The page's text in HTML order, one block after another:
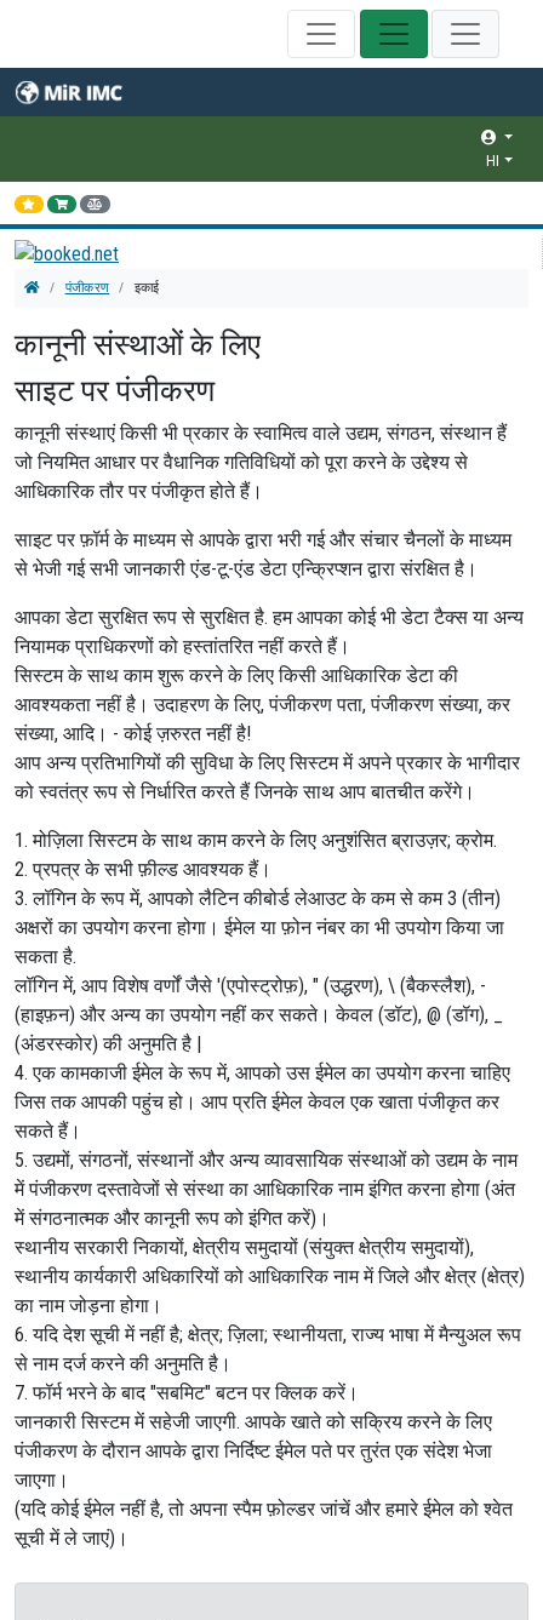
HI
पंजीकरण इकाई
कानूनी संस्थाओं के लिए
साइट पर पंजीकरण
कानूनी संस्थाएं किसी भी प्रकार के स्वामित्व वाले उद्यम, संगठन, संस्थान हैं
जो नियमित आधार पर वैधानिक गतिविधियों को पूरा करने के उद्देश्य से
आधिकारिक तौर पर पंजीकृत होते हैं।
साइट पर फ़ॉर्म के माध्यम से आपके द्वारा भरी गई और संचार चैनलों के माध्यम
से भेजी गई सभी जानकारी एंड-टू-एंड डेटा एन्क्रिप्शन द्वारा संरक्षित है।
आपका डेटा सुरक्षित रूप से सुरक्षित है. हम आपका कोई भी डेटा टैक्स या अन्य
नियामक प्राधिकरणों को हस्तांतरित नहीं करते हैं।
सिस्टम के साथ काम शुरू करने के लिए किसी आधिकारिक डेटा की
आवश्यकता नहीं है। उदाहरण के लिए, पंजीकरण पता, पंजीकरण संख्या, कर
संख्या, आदि। - कोई ज़रुरत नहीं है!
आप अन्य प्रतिभागियों की सुविधा के लिए सिस्टम में अपने प्रकार के भागीदार
को स्वतंत्र रूप से निर्धारित करते हैं जिनके साथ आप बातचीत करेंगे।
1. मोज़िला सिस्टम के साथ काम करने के लिए अनुशंसित ब्राउज़र; क्रोम.
2. प्रपत्र के सभी फ़ील्ड आवश्यक हैं।
3. लॉगिन के रूप में, आपको लैटिन कीबोर्ड लेआउट के कम से कम 3 (तीन)
अक्षरों का उपयोग करना होगा। ईमेल या फ़ोन नंबर का भी उपयोग किया जा
सकता है.
लॉगिन में, आप विशेष वर्णों जैसे '(एपोस्ट्रोफ़), " (उद्धरण), \ (बैकस्लैश), -
(हाइफ़न) और अन्य का उपयोग नहीं कर सकते। केवल (डॉट), @ (डॉग), _
(अंडरस्कोर) की अनुमति है |
4. एक कामकाजी ईमेल के रूप में, आपको उस ईमेल का उपयोग करना चाहिए
जिस तक आपकी पहुंच हो। आप प्रति ईमेल केवल एक खाता पंजीकृत कर
सकते हैं।
5. उद्यमों, संगठनों, संस्थानों और अन्य व्यावसायिक संस्थाओं को उद्यम के नाम
में पंजीकरण दस्तावेजों से संस्था का आधिकारिक नाम इंगित करना होगा (अंत
में संगठनात्मक और कानूनी रूप को इंगित करें)।
स्थानीय सरकारी निकायों, क्षेत्रीय समुदायों (संयुक्त क्षेत्रीय समुदायों),
स्थानीय कार्यकारी अधिकारियों को आधिकारिक नाम में जिले और क्षेत्र (क्षेत्र)
का नाम जोड़ना होगा।
6. यदि देश सूची में नहीं है; क्षेत्र; ज़िला; स्थानीयता, राज्य भाषा में मैन्युअल रूप
से नाम दर्ज करने की अनुमति है।
7. फॉर्म भरने के बाद "सबमिट" बटन पर क्लिक करें।
जानकारी सिस्टम में सहेजी जाएगी. आपके खाते को सक्रिय करने के लिए
पंजीकरण के दौरान आपके द्वारा निर्दिष्ट ईमेल पते पर तुरंत एक संदेश भेजा
जाएगा।
(यदि कोई ईमेल नहीं है, तो अपना स्पैम फ़ोल्डर जांचें और हमारे ईमेल को श्वेत
सूची में ले जाएं)।